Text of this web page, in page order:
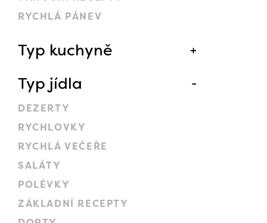
RYCHLÁ PÁNEV
Typ kuchyně
Typ jídla
DEZERTY
RYCHLOVKY
RYCHLÁ VEČEŘE
SALÁTY
POLÉVKY
ZÁKLADNÍ RECEPTY